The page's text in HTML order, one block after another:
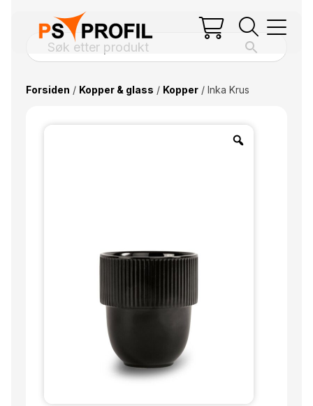
Forsiden / Kopper & glass / Kopper/ Inka Krus